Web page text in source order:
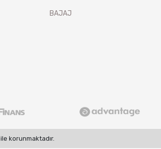
BAJAJ
korunmaktadır.